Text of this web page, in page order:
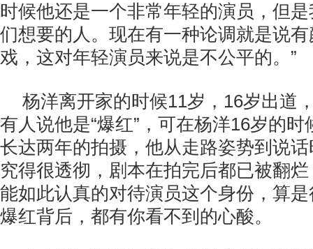
时候他还是一个非常年轻的演员，但
们想要的人。现在有一种论调就是说
戏，这对年轻演员来说是不公平的。”
杨洋离开家的时候11岁，16岁出道
有人说他是“爆红”，可在杨洋16岁的
长达两年的拍摄，他从走路姿势到说
究得很透彻，剧本在拍完后都已被翻
能如此认真的对待演员这个身份，算
爆红背后，都有你看不到的心酸。